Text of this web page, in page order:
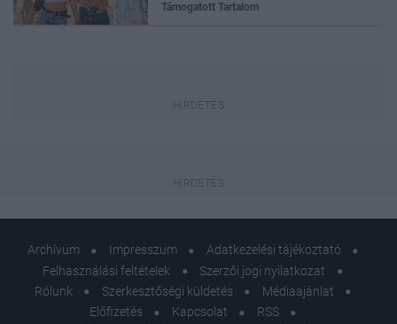
Támogatott Tartalom
Archívum Impresszum
Adatkezelési tájékoztató
Felhasználási feltételek
Szerzői jogi nyilatkozat
Rólunk
Szerkesztőségi küldetés
Médiaajánlat
Előfizetés
Kapcsolat
RSS